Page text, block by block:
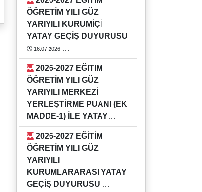
Detaylı bilgi için Eğitim Fakültesi
Öğrenci İşlerini arayınız.
https://rehber.adu.edu.tr/#
ÖĞRETİM YILI GÜZ
YARIYILI KURUMİÇİ
YATAY GEÇİŞ DUYURUSU
16.07.2026
2026-2027 EĞİTİM ÖĞRETİM YILI
GÜZ YARIYILI KURUMİÇİ YATAY
GEÇİŞ DUYURUSU
ÖĞRETİM YILI GÜZ
YARIYILI MERKEZİ
YERLEŞTİRME PUANI (EK
MADDE-1) İLE YATAY
GEÇİŞ DUYURUSU
16.07.2026
2026-2027 EĞİTİM ÖĞRETİM YILI
GÜZ YARIYILI MERKEZİ
YERLEŞTİRME PUANI (EK
MADDE-1) İLE YATAY GEÇİŞ
ÖĞRETİM YILI GÜZ
YARIYILI
KURUMLARARASI YATAY
GEÇİŞ DUYURUSU